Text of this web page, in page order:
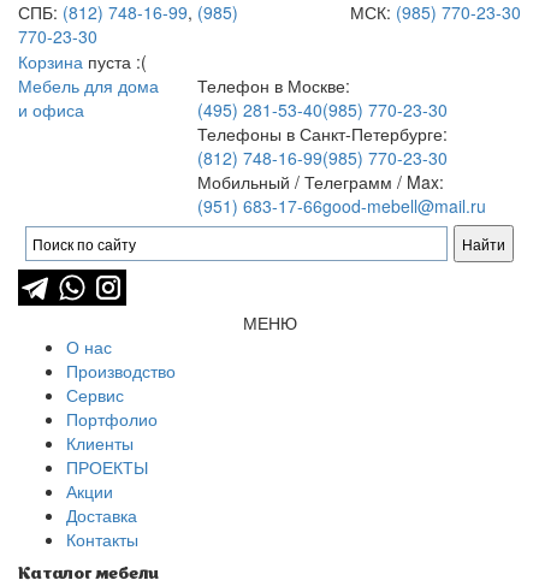
СПБ: (812) 748-16-99, (985)
770-23-30
МСК: (985) 770-23-30
Корзина пуста :(
Мебель для дома
и офиса
Телефон в Москве:
(495) 281-53-40(985) 770-23-30
Телефоны в Санкт-Петербурге:
(812) 748-16-99(985) 770-23-30
Мобильный / Телеграмм / Max:
(951) 683-17-66good-mebell@mail.ru
МЕНЮ
О нас
Производство
Сервис
Портфолио
Клиенты
ПРОЕКТЫ
Акции
Доставка
Контакты
Каталог мебели